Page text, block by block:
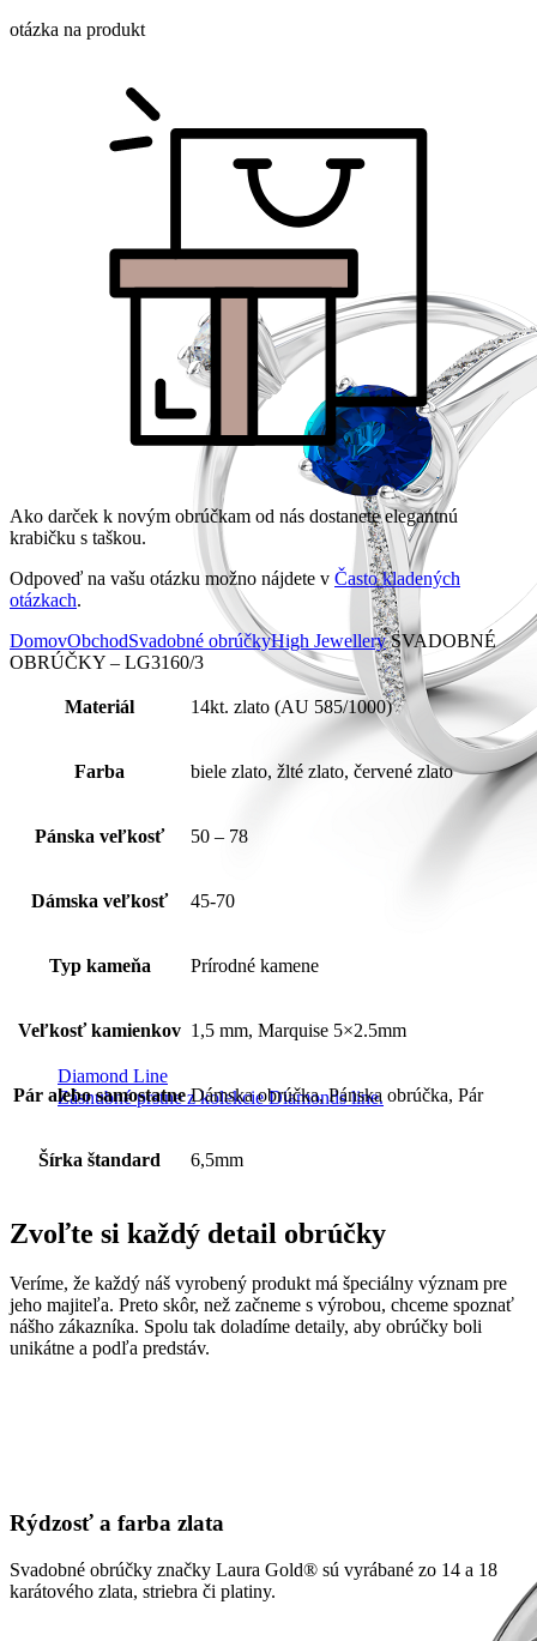
Diamond Line
Zásnubné prstne z kolekcie Diamonds line.
otázka na produkt
Ako darček k novým obrúčkam od nás dostanete elegantnú
krabičku s taškou.
Odpoveď na vašu otázku možno nájdete v Často kladených
otázkach.
DomovObchodSvadobné obrúčkyHigh JewellerySVADOBNÉ
OBRÚČKY – LG3160/3
Materiál 14kt. zlato (AU 585/1000)
Farba biele zlato, žlté zlato, červené zlato
Pánska veľkosť 50 – 78
Dámska veľkosť 45-70
Typ kameňa Prírodné kamene
Veľkosť kamienkov 1,5 mm, Marquise 5×2.5mm
Pár alebo samostatne Dámska obrúčka, Pánska obrúčka, Pár
Šírka štandard 6,5mm
Zvoľte si každý detail obrúčky
Veríme, že každý náš vyrobený produkt má špeciálny význam pre
jeho majiteľa. Preto skôr, než začneme s výrobou, chceme spoznať
nášho zákazníka. Spolu tak doladíme detaily, aby obrúčky boli
unikátne a podľa predstáv.
Rýdzosť a farba zlata
Svadobné obrúčky značky Laura Gold® sú vyrábané zo 14 a 18
karátového zlata, striebra či platiny.